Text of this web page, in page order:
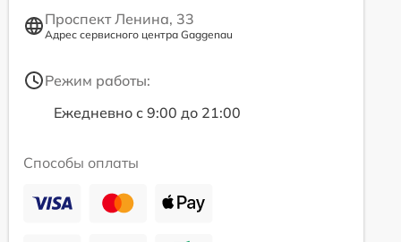
Проспект Ленина, 33
Адрес сервисного центра Gaggenau
Режим работы:
Ежедневно с 9:00 до 21:00
Способы оплаты